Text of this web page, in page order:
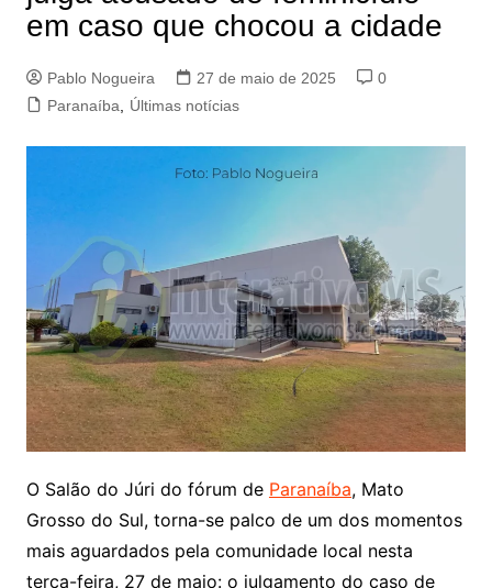
em caso que chocou a cidade
Pablo Nogueira 27 de maio de 2025
0
Paranaíba
Últimas notícias
O Salão do Júri do fórum de Paranaíba, Mato
Grosso do Sul, torna-se palco de um dos momentos
mais aguardados pela comunidade local nesta
terça-feira, 27 de maio: o julgamento do caso de